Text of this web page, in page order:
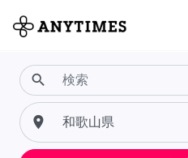
search
place